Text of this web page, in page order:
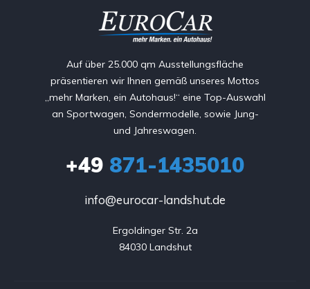
Auf über 25.000 qm Ausstellungsfläche
präsentieren wir Ihnen gemäß unseres Mottos
„mehr Marken, ein Autohaus!“ eine Top-Auswahl
an Sportwagen, Sondermodelle, sowie Jung-
und Jahreswagen.
+49 871-1435010
info@eurocar-landshut.de
Ergoldinger Str. 2a
84030 Landshut